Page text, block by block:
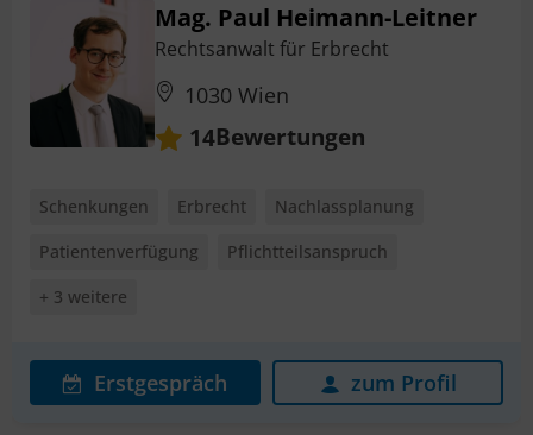
Mag. Paul Heimann-Leitner
Rechtsanwalt für Erbrecht
1030 Wien
14Bewertungen
Schenkungen Erbrecht
Nachlassplanung
Patientenverfügung
Pflichtteilsanspruch
+ 3 weitere
Erstgespräch zum Profil